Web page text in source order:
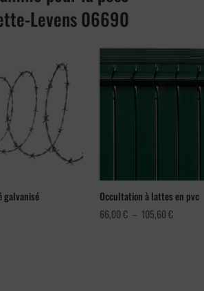
Levens 06690
galvanisé
Occultation à lattes en pvc
66,00€ – 105,60€Plage